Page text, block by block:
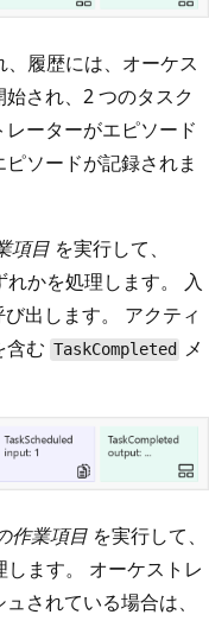
、履歴には、オーケス
され、2 つのタスク
ーターがエピソード
ソードが記録されま
項目 を実行して、
れかを処理します。 入
出します。 アクティ
含む TaskCompleted メ
作業項目 を実行して、
します。 オーケストレ
されている場合は、